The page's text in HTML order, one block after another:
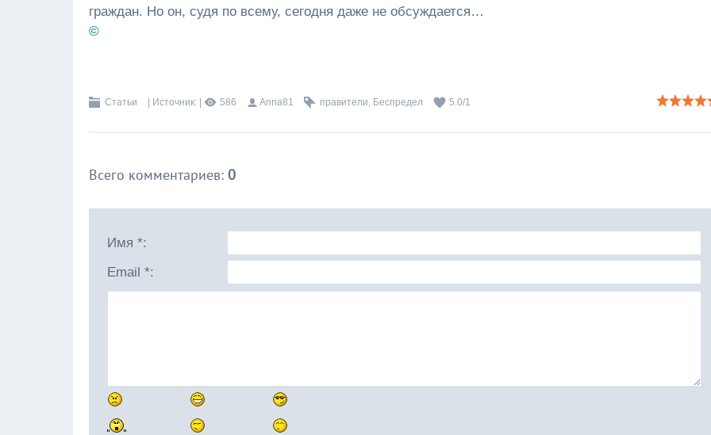
граждан. Но он, судя по всему, сегодня даже не обсуждается…
©
Статьи Источник: 586 Anna81 правители, Беспредел 5.0/1
Всего комментариев: 0
Имя *:
Email *: